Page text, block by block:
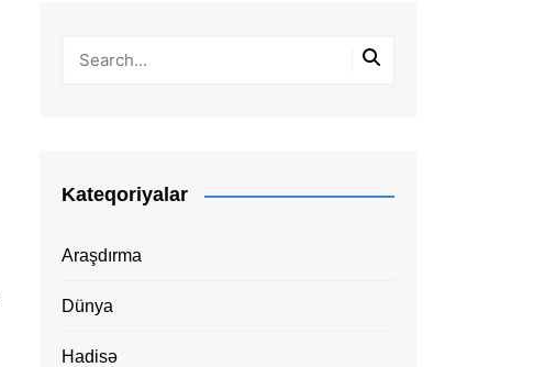
Kateqoriyalar
Araşdırma
Dünya
Hadisə